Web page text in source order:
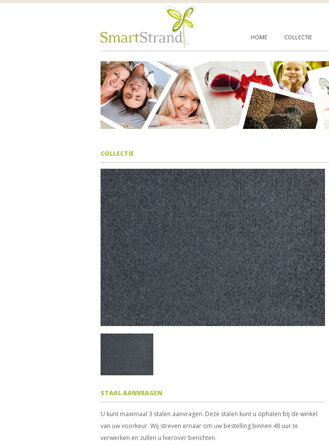
HOME COLLECTIE
COLLECTIE
STAAL AANVRAGEN
U kunt maximaal 3 stalen aanvragen. Deze stalen kunt u ophalen bij de winkel
van uw voorkeur. Wij streven ernaar om uw bestelling binnen 48 uur te
verwerken en zullen u hierover berichten.